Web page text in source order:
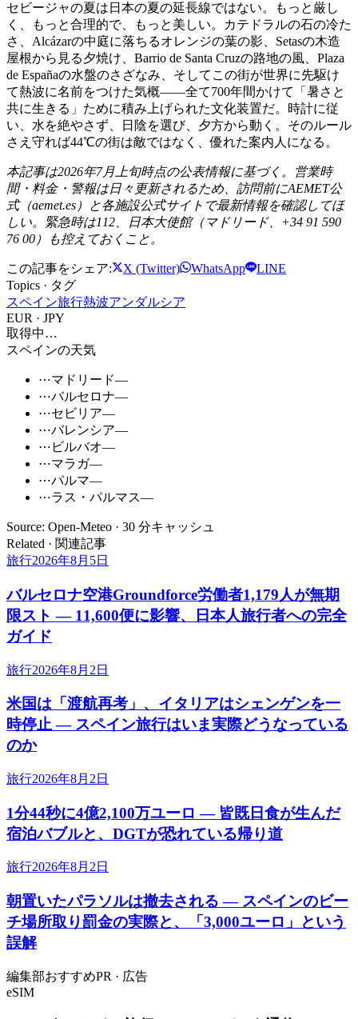
セビージャの夏は日本の夏の延長線ではない。もっと厳し
く、もっと合理的で、もっと美しい。カテドラルの石の冷た
さ、Alcázarの中庭に落ちるオレンジの葉の影、Setasの木造
屋根から見る夕焼け、Barrio de Santa Cruzの路地の風、Plaza
de Españaの水盤のさざなみ、そしてこの街が世界に先駆け
て熱波に名前をつけた気概——全て700年間かけて「暑さと
共に生きる」ために積み上げられた文化装置だ。時計に従
い、水を絶やさず、日陰を選び、夕方から動く。そのルール
さえ守れば44℃の街は敵ではなく、優れた案内人になる。
本記事は2026年7月上旬時点の公表情報に基づく。営業時
間・料金・警報は日々更新されるため、訪問前にAEMET公
式（aemet.es）と各施設公式サイトで最新情報を確認してほ
しい。緊急時は112、日本大使館（マドリード、+34 91 590
76 00）も控えておくこと。
この記事をシェア: X (Twitter) WhatsApp
LINE
Topics · タグ
スペイン旅行熱波アンダルシア
EUR · JPY
取得中…
スペインの天気
⋯マドリード—
⋯バルセロナ—
⋯セビリア—
⋯バレンシア—
⋯ ビルバオ—
⋯マラガ—
⋯パルマ—
⋯ラス・パルマス—
Source: Open-Meteo · 30 分キャッシュ
Related · 関連記事
旅行2026年8月5日
バルセロナ空港Groundforce労働者1,179人が無期
限スト ― 11,600便に影響、日本人旅行者への完全
ガイド
旅行2026年8月2日
米国は「渡航再考」、イタリアはシェンゲンを一
時停止 ― スペイン旅行はいま実際どうなっている
のか
旅行2026年8月2日
1分44秒に4億2,100万ユーロ ― 皆既日食が生んだ
宿泊バブルと、DGTが恐れている帰り道
旅行2026年8月2日
朝置いたパラソルは撤去される ― スペインのビー
チ場所取り罰金の実際と、「3,000ユーロ」という
誤解
編集部おすすめPR · 広告
eSIM